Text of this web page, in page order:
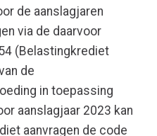
de aanslagjaren
via de daarvoor
(Belastingkrediet
de
in toepassing
aanslagjaar 2023 kan
aanvragen de code